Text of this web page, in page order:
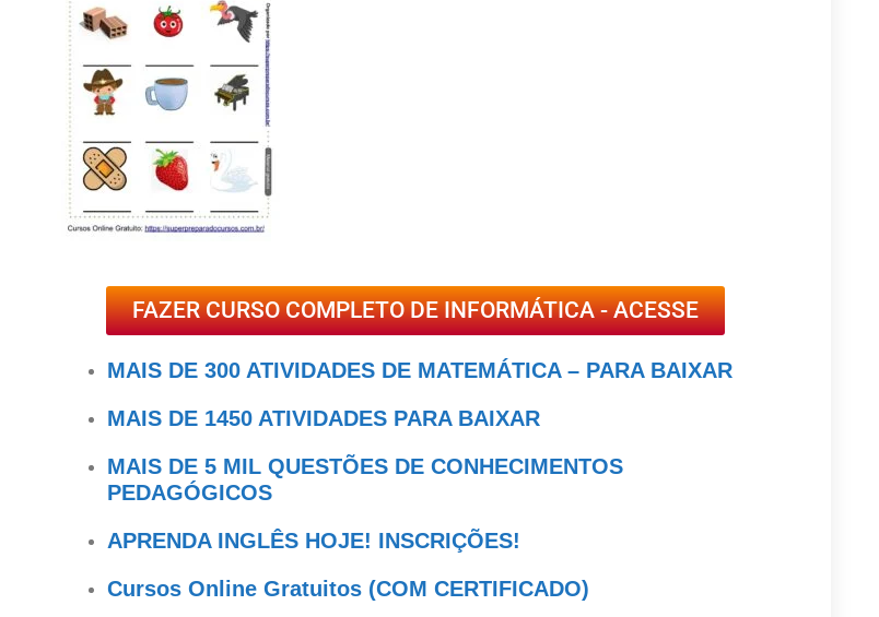
FAZER CURSO COMPLETO DE INFORMÁTICA - ACESSE
MAIS DE 300 ATIVIDADES DE MATEMÁTICA – PARA BAIXAR
MAIS DE 1450 ATIVIDADES PARA BAIXAR
MAIS DE 5 MIL QUESTÕES DE CONHECIMENTOS
PEDAGÓGICOS
APRENDA INGLÊS HOJE! INSCRIÇÕES!
Cursos Online Gratuitos (COM CERTIFICADO)